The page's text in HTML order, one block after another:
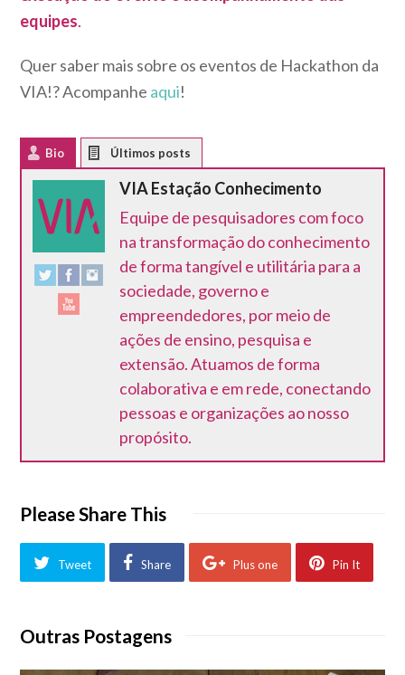
equipes.
Quer saber mais sobre os eventos de Hackathon da
VIA!? Acompanhe aqui!
Bio
VIA Estação Conhecimento
Equipe de pesquisadores com foco
na transformação do conhecimento
de forma tangível e utilitária para a
sociedade, governo e
empreendedores, por meio de
ações de ensino, pesquisa e
extensão. Atuamos de forma
colaborativa e em rede, conectando
pessoas e organizações ao nosso
propósito.
Please Share This
Tweet Share Plus one Pin It
Outras Postagens